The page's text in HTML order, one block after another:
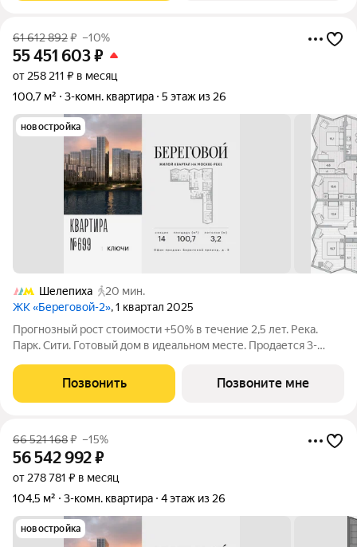
61 612 892₽ –10%
55 451 603₽
от 258 211 ₽ в месяц
100,7 м²
3-комн. квартира 5 этаж из 26
новостройка
Шелепиха
20 мин.
ЖК «Береговой-2», 1 квартал 2025
Прогнозный рост стоимости +50% в течение 2,5 лет. Река.
Парк. Сити. Готовый дом в идеальном месте. Продается 3-
и видом на школу. Береговой - квартал-курорт в центре
столицы. Пешеходная
Позвонить Позвоните мне
66 521 168₽ –15%
56 542 992₽
от 278 781 ₽ в месяц
104,5 м²
3-комн. квартира 4 этаж из 26
новостройка